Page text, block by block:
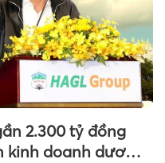
2.300 tỷ đồng
kinh doanh dương